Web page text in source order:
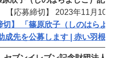
【応募締切】 2023年11月10日
切】 「篠原欣子（しのはらよ
成先を公募します | 赤い羽根共